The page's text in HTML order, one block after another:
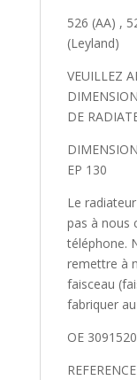
526 (AA) ,
(Leyland)
VEUILLEZ
DE
EP 130
Le
pas à nous
téléphone.
remettre à
faisceau
fabriquer
OE